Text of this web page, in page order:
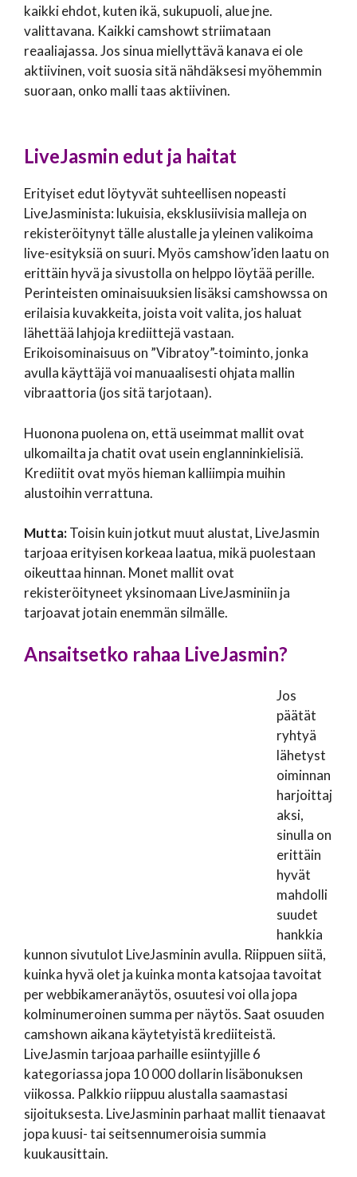
kaikki ehdot, kuten ikä, sukupuoli, alue jne.
valittavana. Kaikki camshowt striimataan
reaaliajassa. Jos sinua miellyttävä kanava ei ole
aktiivinen, voit suosia sitä nähdäksesi myöhemmin
suoraan, onko malli taas aktiivinen.
LiveJasmin edut ja haitat
Erityiset edut löytyvät suhteellisen nopeasti
LiveJasminista: lukuisia, eksklusiivisia malleja on
rekisteröitynyt tälle alustalle ja yleinen valikoima
live-esityksiä on suuri. Myös camshow’iden laatu on
erittäin hyvä ja sivustolla on helppo löytää perille.
Perinteisten ominaisuuksien lisäksi camshowssa on
erilaisia kuvakkeita, joista voit valita, jos haluat
lähettää lahjoja krediittejä vastaan.
Erikoisominaisuus on ”Vibratoy”-toiminto, jonka
avulla käyttäjä voi manuaalisesti ohjata mallin
vibraattoria (jos sitä tarjotaan).
Huonona puolena on, että useimmat mallit ovat
ulkomailta ja chatit ovat usein englanninkielisiä.
Krediitit ovat myös hieman kalliimpia muihin
alustoihin verrattuna.
Mutta:Toisin kuin jotkut muut alustat, LiveJasmin
tarjoaa erityisen korkeaa laatua, mikä puolestaan
oikeuttaa hinnan. Monet mallit ovat
rekisteröityneet yksinomaan LiveJasminiin ja
tarjoavat jotain enemmän silmälle.
Ansaitsetko rahaa LiveJasmin?
Jos
päätät
ryhtyä
lähetyst
oiminnan
harjoittaj
aksi,
sinulla on
erittäin
hyvät
mahdolli
suudet
hankkia
kunnon sivutulot LiveJasminin avulla. Riippuen siitä,
kuinka hyvä olet ja kuinka monta katsojaa tavoitat
per webbikameranäytös, osuutesi voi olla jopa
kolminumeroinen summa per näytös. Saat osuuden
camshown aikana käytetyistä krediiteistä.
LiveJasmin tarjoaa parhaille esiintyjille 6
kategoriassa jopa 10 000 dollarin lisäbonuksen
viikossa. Palkkio riippuu alustalla saamastasi
sijoituksesta. LiveJasminin parhaat mallit tienaavat
jopa kuusi- tai seitsennumeroisia summia
kuukausittain.